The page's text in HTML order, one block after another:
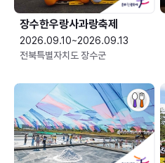
장수한우랑사과랑축제
2026.09.10~2026.09.13
전북특별자치도 장수군